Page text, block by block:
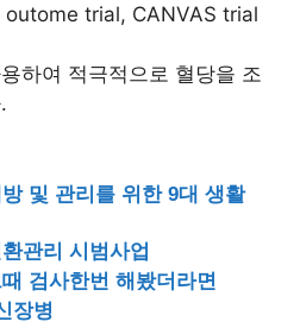
outome trial, CANVAS trial
하여 적극적으로 혈당을 조
및 관리를 위한 9대 생활
관리 시범사업
검사한번 해봤더라면
장병